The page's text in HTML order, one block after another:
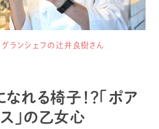
グランシェフの辻井良樹さん
れる椅子！？「ポア
ス」の乙女心